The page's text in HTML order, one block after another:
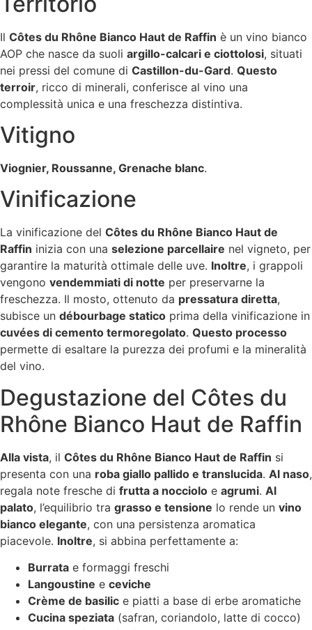
Il Côtes du Rhône Bianco Haut de Raffin è un vino bianco
AOP che nasce da suoli argillo-calcari e ciottolosi, situati
nei pressi del comune di Castillon-du-Gard. Questo
terroir, ricco di minerali, conferisce al vino una
complessità unica e una freschezza distintiva.
Vitigno
Viognier, Roussanne, Grenache blanc.
Vinificazione
La vinificazione del Côtes du Rhône Bianco Haut de
Raffin inizia con una selezione parcellaire nel vigneto, per
garantire la maturità ottimale delle uve. Inoltre, i grappoli
vengono vendemmiati di notte per preservarne la
freschezza. Il mosto, ottenuto da pressatura diretta,
subisce un débourbage statico prima della vinificazione in
cuvées di cemento termoregolato. Questo processo
permette di esaltare la purezza dei profumi e la mineralità
del vino.
Degustazione del Côtes du
Rhône Bianco Haut de Raffin
Alla vista, il Côtes du Rhône Bianco Haut de Raffin si
presenta con una roba giallo pallido e translucida. Al naso,
regala note fresche di frutta a nocciolo e agrumi. Al
palato, l’equilibrio tra grasso e tensione lo rende un vino
bianco elegante, con una persistenza aromatica
piacevole. Inoltre, si abbina perfettamente a:
Burrata e formaggi freschi
Langoustine e ceviche
Crème de basilic e piatti a base di erbe aromatiche
Cucina speziata (safran, coriandolo, latte di cocco)